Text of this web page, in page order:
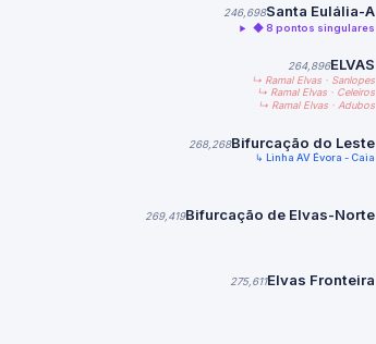
246,698Santa Eulália-A
◆ 8 pontos singulares
264,896ELVAS
↳ Ramal Elvas · Sanlopes
↳ Ramal Elvas · Celeiros
↳ Ramal Elvas · Adubos
268,268Bifurcação do Leste
↳ Linha AV Évora - Caia
269,419Bifurcação de Elvas-Norte
275,611Elvas Fronteira